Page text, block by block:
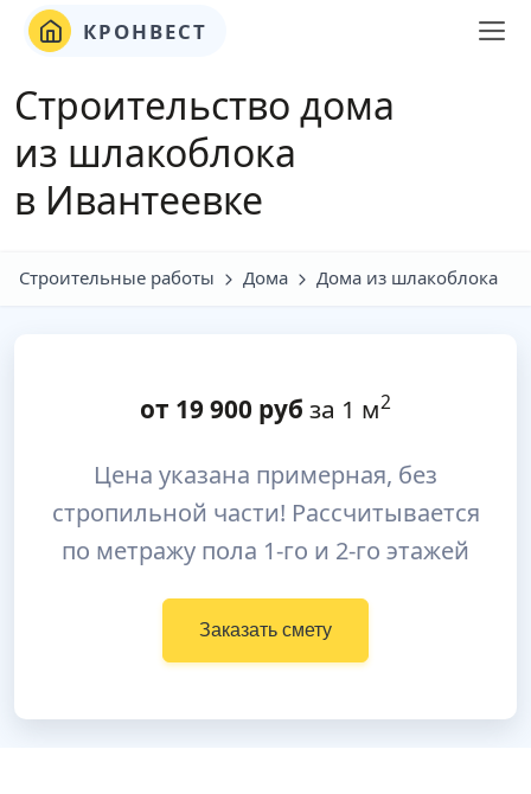
КРОНВЕСТ
Строительство дома
из шлакоблока
в Ивантеевке
Строительные работы Дома Дома из шлакоблока
от 19 900 руб за 1 м2
Цена указана примерная, без
стропильной части! Рассчитывается
по метражу пола 1-го и 2-го этажей
Заказать смету